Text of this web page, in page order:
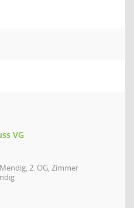
VG
2. OG, Zimmer